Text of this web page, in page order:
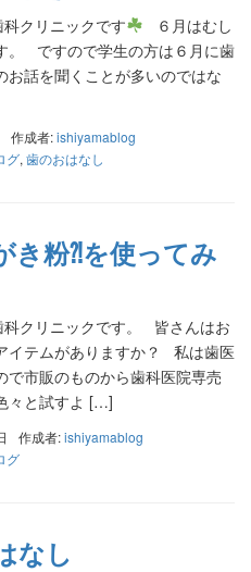
クリニックです
６月はむし
。 ですので学生の方は６月に歯
お話を聞くことが多いのではな
作成者:ishiyamablog
グ, 歯のおはなし
き粉⁈を使ってみ
科クリニックです。 皆さんはお
イテムがありますか？ 私は歯医
で市販のものから歯科医院専売
々と試すよ […]
作成者:ishiyamablog
グ
なし